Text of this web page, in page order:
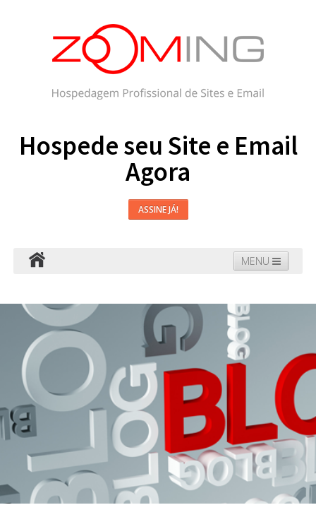
Hospede seu Site e Email
Agora
ASSINE JÁ!
MENU
Domínios Blog Suporte